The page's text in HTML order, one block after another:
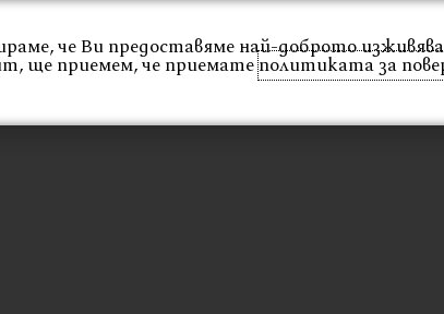
За нас Интериор Екстериор
че Ви предоставяме най-доброто
ще приемем, че приематеполитиката за